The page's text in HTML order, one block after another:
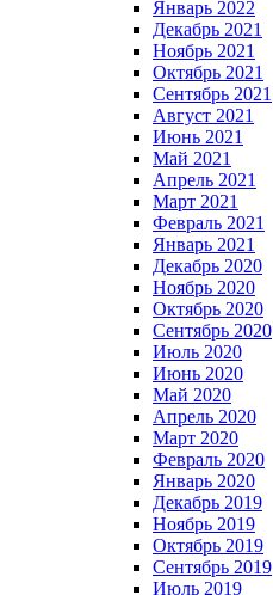
Январь 2022
Декабрь 2021
Ноябрь 2021
Октябрь 2021
Сентябрь 2021
Август 2021
Июнь 2021
Май 2021
Апрель 2021
Март 2021
Февраль 2021
Январь 2021
Декабрь 2020
Ноябрь 2020
Октябрь 2020
Сентябрь 2020
Июль 2020
Июнь 2020
Май 2020
Апрель 2020
Март 2020
Февраль 2020
Январь 2020
Декабрь 2019
Ноябрь 2019
Октябрь 2019
Сентябрь 2019
Июль 2019